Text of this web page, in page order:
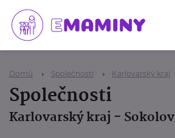
Domů Společnosti Karlovarský kraj
Společnosti
Karlovarský kraj - Sokolov